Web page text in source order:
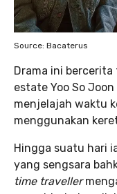
Source: Bacaterus
Drama ini bercerita
estate Yoo So
menjelajah waktu
menggunakan
Hingga suatu hari
yang sengsara
time traveller